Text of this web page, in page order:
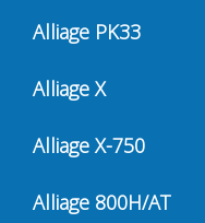
Alliage PK33
Alliage X
Alliage X-750
Alliage 800H/AT